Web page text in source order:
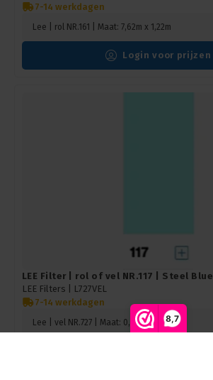
8,7
7-14 werkdagen
Lee | rol NR.161 | Maat: 7,62m x 1,22m
Login voor prijzen
LEE Filter | rol of vel NR.117 | Steel Blue
LEE Filters | L727VEL
7-14 werkdagen
Lee | vel NR.727 | Maat: 0,53m x 1,22m